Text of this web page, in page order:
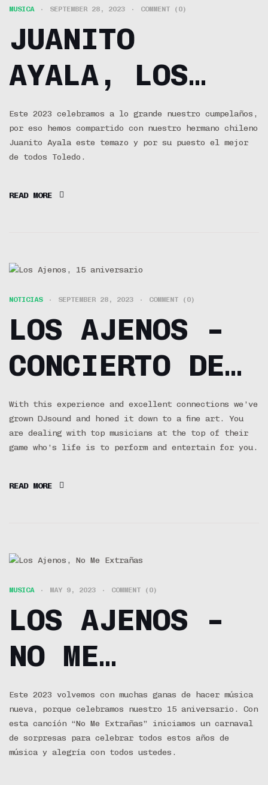
MUSICA SEPTEMBER 28, 2023 COMMENT (0)
JUANITO
AYALA, LOS
AJENOS,
TOLEDO –
CALLEJERO
Este 2023 celebramos a lo grande nuestro cumpelaños,
por eso hemos compartido con nuestro hermano chileno
Juanito Ayala este temazo y por su puesto el mejor
de todos Toledo.
READ MORE
NOTICIAS SEPTEMBER 28, 2023 COMMENT (0)
LOS AJENOS –
CONCIERTO DE
15
ANIVERSARIO
15 AÑOS Y LE
With this experience and excellent connections we’ve
grown DJsound and honed it down to a fine art. You
are dealing with top musicians at the top of their
game who’s life is to perform and entertain for you.
READ MORE
MUSICA MAY 9, 2023 COMMENT (0)
LOS AJENOS –
NO ME
EXTRAÑAS
Este 2023 volvemos con muchas ganas de hacer música
nueva, porque celebramos nuestro 15 aniversario. Con
esta cancíón “No Me Extrañas” iniciamos un carnaval
de sorpresas para celebrar todos estos años de
música y alegría con todos ustedes.